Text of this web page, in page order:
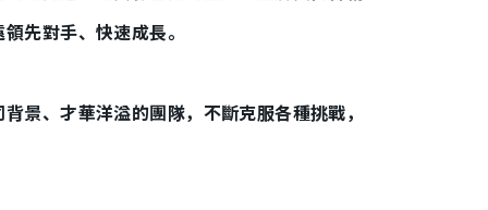
先對手、快速成長。
景、才華洋溢的團隊，不斷克服各種挑戰，